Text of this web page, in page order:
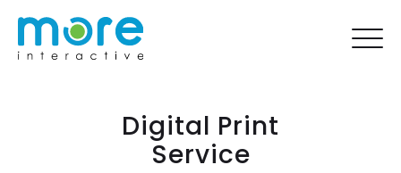
Digital Print
Service